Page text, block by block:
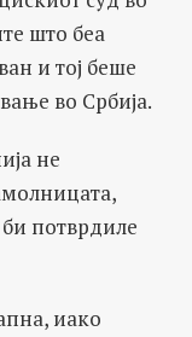
што беа
и тој беше
во Србија.
не
потврдиле
иако